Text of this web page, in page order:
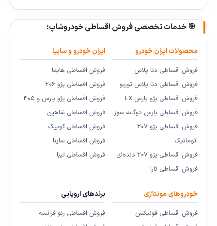
🎯 خدمات تخصصی فروش اقساطی خودروشاپ:
محصولات ایران خودرو
فروش اقساطی دنا پلاس
فروش اقساطی دنا پلاس توربو
فروش اقساطی پژو پارس LX
فروش اقساطی پارس دوگانه سوز
فروش اقساطی پژو ۲۰۷
اتوماتیک
فروش اقساطی پژو ۲۰۷ دنده‌ای
فروش اقساطی تارا
ایران خودرو و سایپا
فروش اقساطی هایما
فروش اقساطی پژو ۲۰۶
فروش اقساطی پژو پارس و ۴۰۵
فروش اقساطی شاهین
فروش اقساطی کوییک
فروش اقساطی ساینا
فروش اقساطی تیبا
خودروهای مونتاژی
فروش اقساطی فونیکس
برندهای اروپایی
فروش اقساطی رنو فرانسه